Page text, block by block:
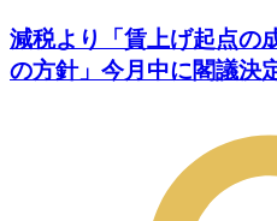
減税より「賃上げ起点
の方針」今月中に閣議決